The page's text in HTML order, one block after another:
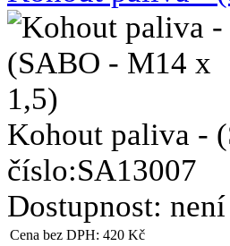
Kohout paliva -
číslo:SA13007
Dostupnost:
Cena bez DPH: 420 Kč